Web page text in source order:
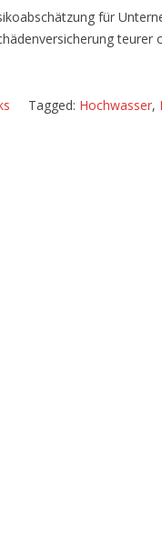
für
teurer
Tagged: Hochwasser,